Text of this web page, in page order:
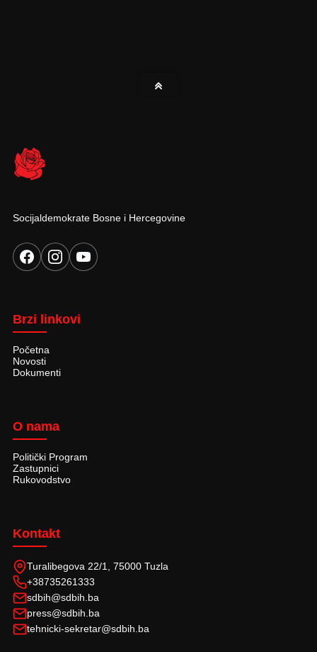
Socijaldemokrate Bosne i Hercegovine
Brzi linkovi
Početna
Novosti
Dokumenti
O nama
Politički Program
Zastupnici
Rukovodstvo
Kontakt
Turalibegova 22/1, 75000 Tuzla
+38735261333
sdbih@sdbih.ba
press@sdbih.ba
tehnicki-sekretar@sdbih.ba